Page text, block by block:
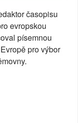
časopisu
evropskou
písemnou
pro výbor